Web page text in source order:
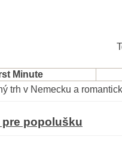
Minute
trh v Nemecku a
popolušku